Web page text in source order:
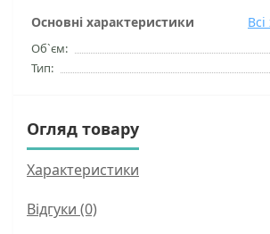
Основні характеристики
Об`єм:
Тип:
Огляд товару
Характеристики
Відгуки (0)